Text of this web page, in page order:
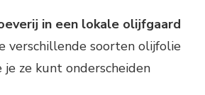
in een lokale olijfgaard
verschillende soorten olijfolie
je ze kunt onderscheiden